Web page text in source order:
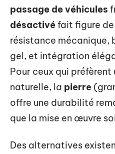
passage de véhicules
désactivéfait figure
résistance mécanique,
gel, et intégration
Pour ceux qui
naturelle, la pierre
offre une durabilité
que la mise en œuvre
Des alternatives